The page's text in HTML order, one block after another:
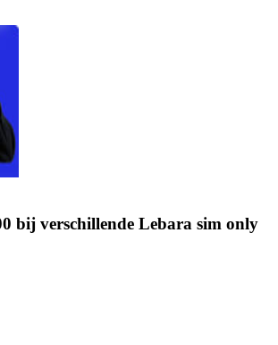
bij verschillende Lebara sim only